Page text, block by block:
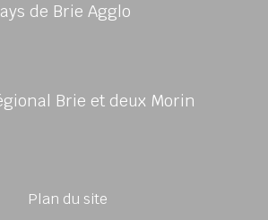
de Brie Agglo
Brie et deux Morin
Plan du site